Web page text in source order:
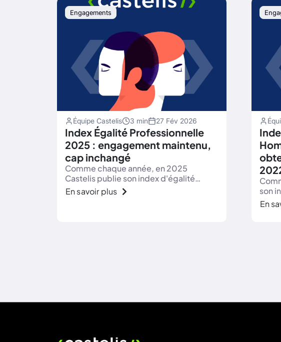
Engagements
Équipe Castelis 3 min 27 Fév 2026
Index Égalité Professionnelle
2025 : engagement maintenu,
cap inchangé
Comme chaque année, en 2025
Castelis publie son index d'égalité
Femmes / Hommes au travail.
En savoir plus
son
au
En